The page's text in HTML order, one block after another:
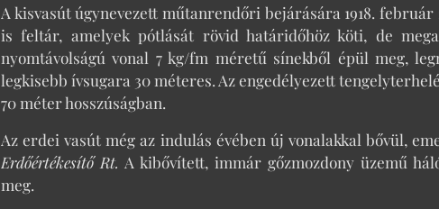
A kisvasút úgynevezett műtanrendőri bejárására 1918.
is feltár, amelyek pótlását rövid határidőhöz köti, de
nyomtávolságú vonal 7 kg/fm méretű sínekből épül meg,
legkisebb ívsugara 30 méteres. Az engedélyezett
70 méter hosszúságban.
Az erdei vasút még az indulás évében új vonalakkal bővül,
Erdőértékesítő Rt. A kibővített, immár gőzmozdony üzemű
meg.